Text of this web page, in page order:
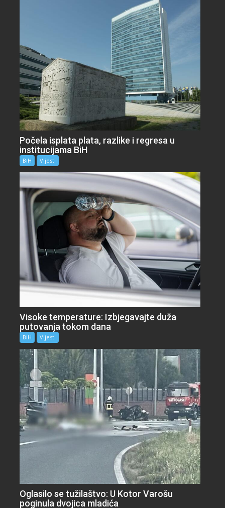
Počela isplata plata, razlike i regresa u
institucijama BiH
BiH Vijesti
Visoke temperature: Izbjegavajte duža
putovanja tokom dana
BiH Vijesti
Oglasilo se tužilaštvo: U Kotor Varošu
poginula dvojica mladića